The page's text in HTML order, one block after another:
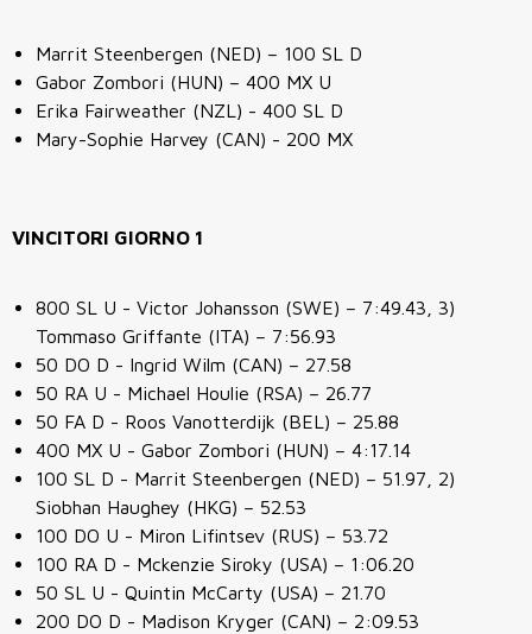
Marrit Steenbergen (NED) – 100 SL D
Gabor Zombori (HUN) – 400 MX U
Erika Fairweather (NZL) - 400 SL D
Mary-Sophie Harvey (CAN) - 200 MX
VINCITORI GIORNO 1
800 SL U - Victor Johansson (SWE) – 7:49.43, 3)
Tommaso Griffante (ITA) – 7:56.93
50 DO D - Ingrid Wilm (CAN) – 27.58
50 RA U - Michael Houlie (RSA) – 26.77
50 FA D - Roos Vanotterdijk (BEL) – 25.88
400 MX U - Gabor Zombori (HUN) – 4:17.14
100 SL D - Marrit Steenbergen (NED) – 51.97, 2)
Siobhan Haughey (HKG) – 52.53
100 DO U - Miron Lifintsev (RUS) – 53.72
100 RA D - Mckenzie Siroky (USA) – 1:06.20
50 SL U - Quintin McCarty (USA) – 21.70
200 DO D - Madison Kryger (CAN) – 2:09.53